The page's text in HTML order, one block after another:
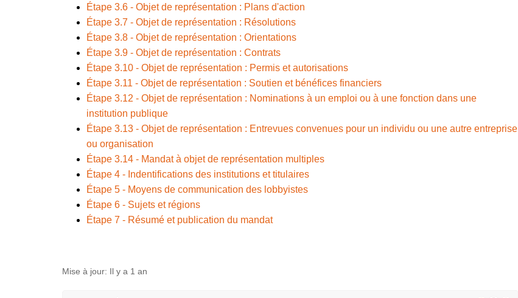
Étape 3.6 - Objet de représentation : Plans d'action
Étape 3.7 - Objet de représentation : Résolutions
Étape 3.8 - Objet de représentation : Orientations
Étape 3.9 - Objet de représentation : Contrats
Étape 3.10 - Objet de représentation : Permis et autorisations
Étape 3.11 - Objet de représentation : Soutien et bénéfices financiers
Étape 3.12 - Objet de représentation : Nominations à un emploi ou à une fonction dans une
institution publique
Étape 3.13 - Objet de représentation : Entrevues convenues pour un individu ou une autre entreprise
ou organisation
Étape 3.14 - Mandat à objet de représentation multiples
Étape 4 - Indentifications des institutions et titulaires
Étape 5 - Moyens de communication des lobbyistes
Étape 6 - Sujets et régions
Étape 7 - Résumé et publication du mandat
Mise à jour: Il y a 1 an